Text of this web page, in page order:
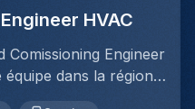
HVAC
Engineer
dans la région
vous fournirez une